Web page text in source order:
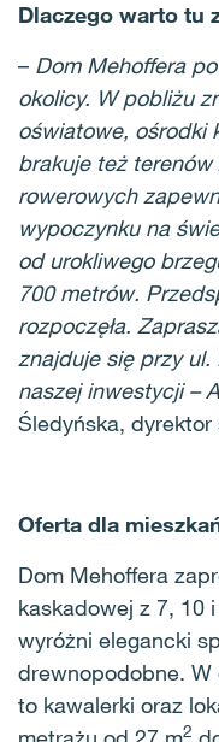
Dlaczego warto tu
– Dom Mehoffera
okolicy. W pobliżu
oświatowe, ośrodki
brakuje też
rowerowych
wypoczynku na
od urokliwego
700 metrów.
rozpoczęła.
znajduje się przy
naszej inwestycji –
Śledyńska,
Oferta dla
Dom Mehoffera
kaskadowej z 7, 10
wyróżni elegancki
drewnopodobne. W
to kawalerki oraz
2